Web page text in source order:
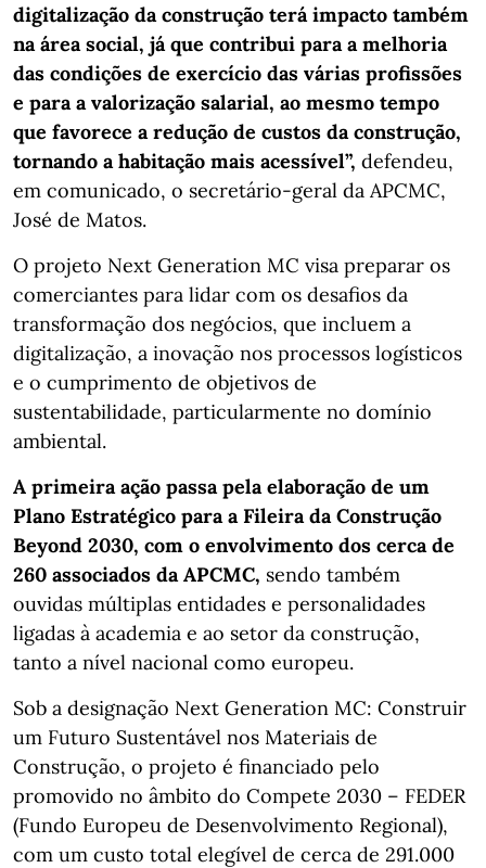
digitalização da construção terá impacto também
na área social, já que contribui para a melhoria
das condições de exercício das várias profissões
e para a valorização salarial, ao mesmo tempo
que favorece a redução de custos da construção,
tornando a habitação mais acessível”, defendeu,
em comunicado, o secretário-geral da APCMC,
José de Matos.
O projeto Next Generation MC visa preparar os
comerciantes para lidar com os desafios da
transformação dos negócios, que incluem a
digitalização, a inovação nos processos logísticos
e o cumprimento de objetivos de
sustentabilidade, particularmente no domínio
ambiental.
A primeira ação passa pela elaboração de um
Plano Estratégico para a Fileira da Construção
Beyond 2030, com o envolvimento dos cerca de
260 associados da APCMC, sendo também
ouvidas múltiplas entidades e personalidades
ligadas à academia e ao setor da construção,
tanto a nível nacional como europeu.
Sob a designação Next Generation MC: Construir
um Futuro Sustentável nos Materiais de
Construção, o projeto é financiado pelo
promovido no âmbito do Compete 2030 – FEDER
(Fundo Europeu de Desenvolvimento Regional),
com um custo total elegível de cerca de 291.000